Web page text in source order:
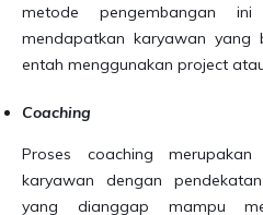
metode pengembangan
mendapatkan karyawan yang
entah menggunakan project
Coaching
Proses coaching merupakan
karyawan dengan
yang dianggap mampu